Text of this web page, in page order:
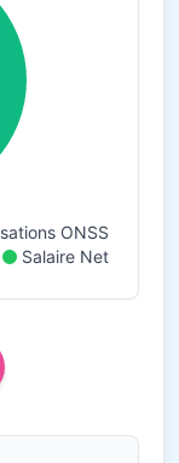
ONSS
Salaire Net